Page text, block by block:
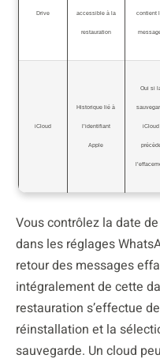
Drive accessible à la
restauration
contient
iCloud
Historique lié à
l’identifiant
Apple
Oui si
iCloud
Vous contrôlez la date
dans les réglages
retour des messages
intégralement de cette
restauration s’effectue
réinstallation et la
sauvegarde. Un cloud